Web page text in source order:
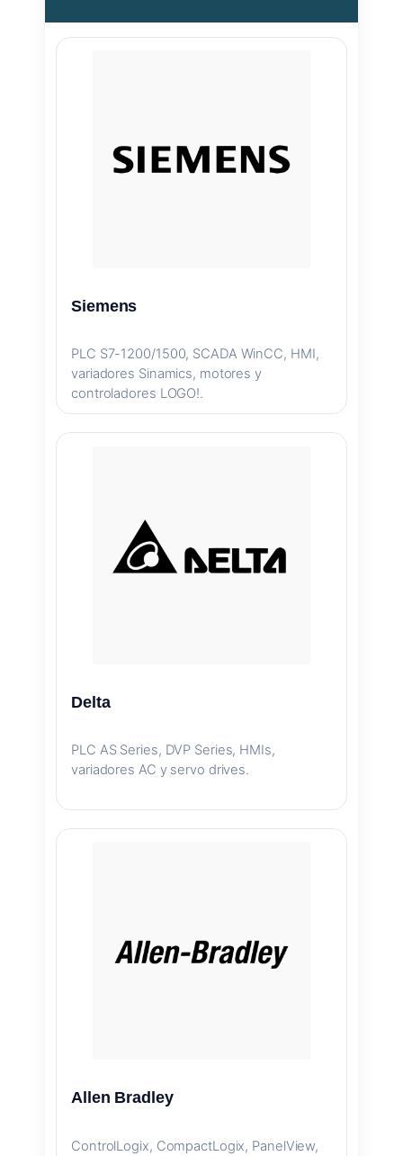
Siemens
PLC S7-1200/1500, SCADA WinCC, HMI,
variadores Sinamics, motores y
controladores LOGO!.
Delta
PLC AS Series, DVP Series, HMIs,
variadores AC y servo drives.
Allen Bradley
ControlLogix, CompactLogix, PanelView,